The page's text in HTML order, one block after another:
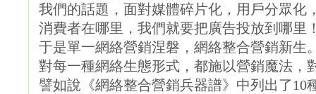
我們的話題，面對媒體碎片化，用戶分眾化
消費者在哪里，我們就要把廣告投放到哪里
于是單一網絡營銷涅磐，網絡整合營銷新生
對每一種網絡生態形式，都施以營銷魔法，
譬如說《網絡整合營銷兵器譜》中列出了10